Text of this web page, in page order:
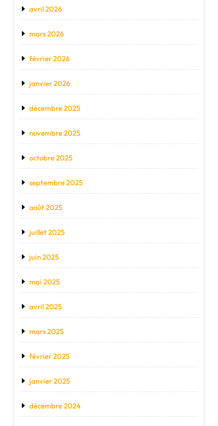
avril 2026
mars 2026
février 2026
janvier 2026
décembre 2025
novembre 2025
octobre 2025
septembre 2025
août 2025
juillet 2025
juin 2025
mai 2025
avril 2025
mars 2025
février 2025
janvier 2025
décembre 2024